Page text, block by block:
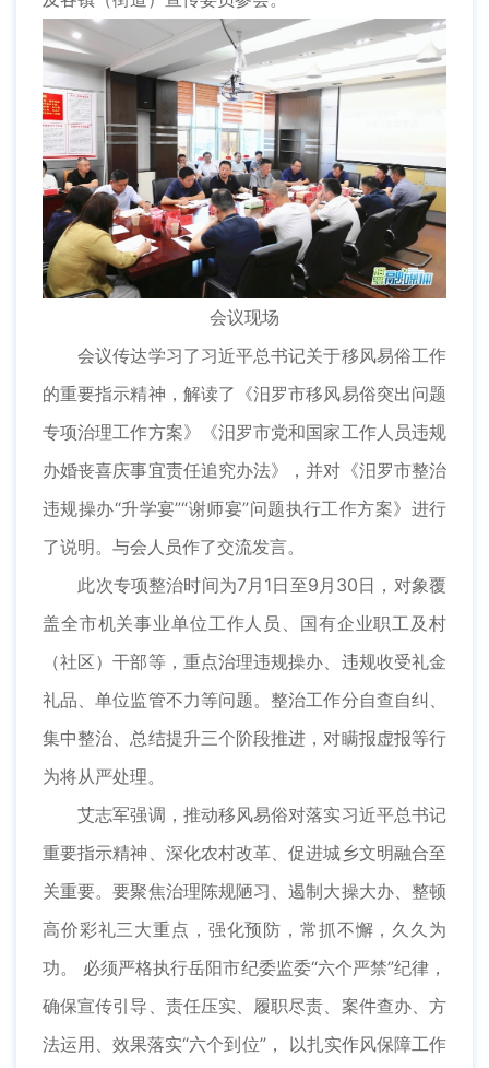
会议现场
会议传达学习了习近平总书记关于移风易俗工作
的重要指示精神，解读了《汨罗市移风易俗突出问题
专项治理工作方案》《汨罗市党和国家工作人员违规
办婚丧喜庆事宜责任追究办法》，并对《汨罗市整治
违规操办“升学宴”“谢师宴”问题执行工作方案》进行
了说明。与会人员作了交流发言。
此次专项整治时间为7月1日至9月30日，对象覆
盖全市机关事业单位工作人员、国有企业职工及村
（社区）干部等，重点治理违规操办、违规收受礼金
礼品、单位监管不力等问题。整治工作分自查自纠、
集中整治、总结提升三个阶段推进，对瞒报虚报等行
为将从严处理。
艾志军强调，推动移风易俗对落实习近平总书记
重要指示精神、深化农村改革、促进城乡文明融合至
关重要。要聚焦治理陈规陋习、遏制大操大办、整顿
高价彩礼三大重点，强化预防，常抓不懈，久久为
功。 必须严格执行岳阳市纪委监委“六个严禁”纪律，
确保宣传引导、责任压实、履职尽责、案件查办、方
法运用、效果落实“六个到位”， 以扎实作风保障工作